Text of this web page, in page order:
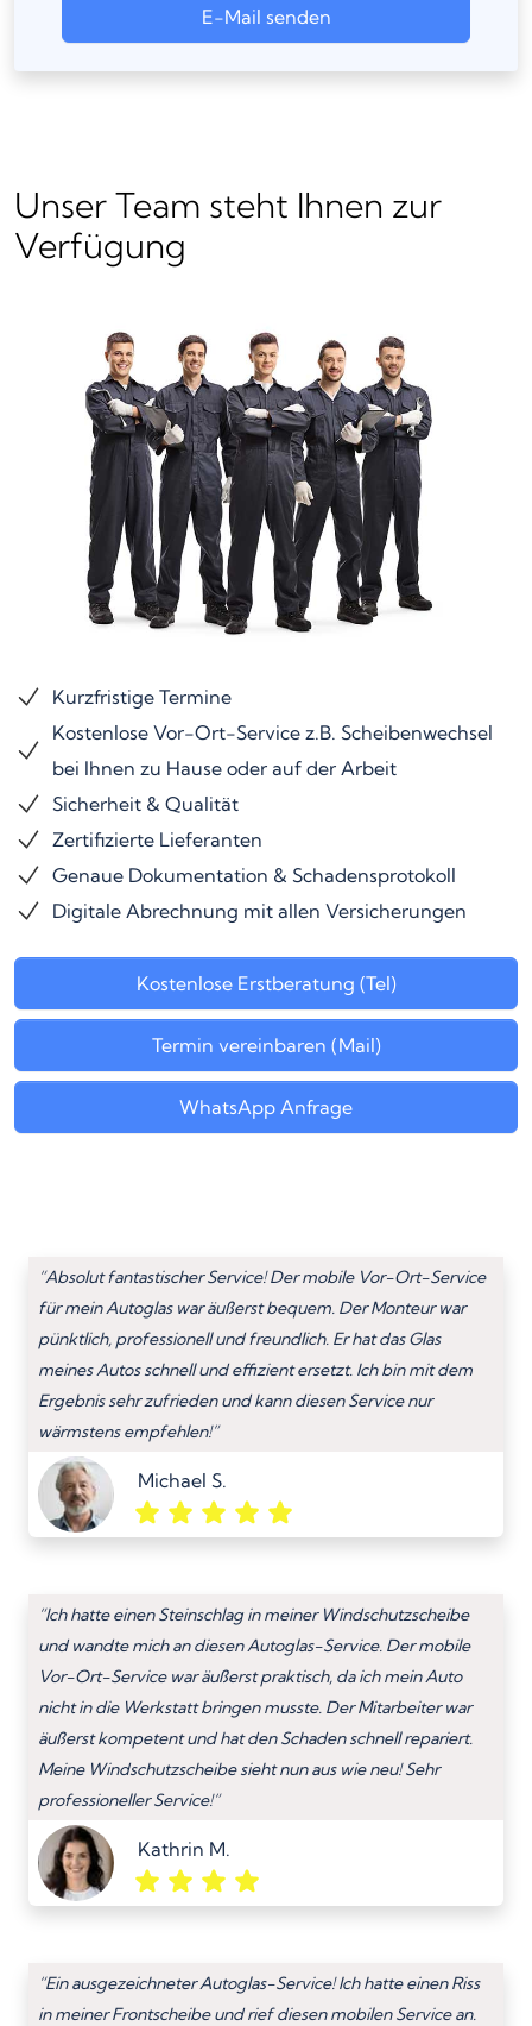
E-Mail senden
Unser Team steht Ihnen zur
Verfügung
Kurzfristige Termine
Kostenlose Vor-Ort-Service z.B. Scheibenwechsel
bei Ihnen zu Hause oder auf der Arbeit
Sicherheit & Qualität
Zertifizierte Lieferanten
Genaue Dokumentation & Schadensprotokoll
Digitale Abrechnung mit allen Versicherungen
Kostenlose Erstberatung (Tel)
Termin vereinbaren (Mail)
WhatsApp Anfrage
“Absolut fantastischer Service! Der mobile Vor-Ort-Service
für mein Autoglas war äußerst bequem. Der Monteur war
pünktlich, professionell und freundlich. Er hat das Glas
meines Autos schnell und effizient ersetzt. Ich bin mit dem
Ergebnis sehr zufrieden und kann diesen Service nur
wärmstens empfehlen!”
Michael S.
“Ich hatte einen Steinschlag in meiner Windschutzscheibe
und wandte mich an diesen Autoglas-Service. Der mobile
Vor-Ort-Service war äußerst praktisch, da ich mein Auto
nicht in die Werkstatt bringen musste. Der Mitarbeiter war
äußerst kompetent und hat den Schaden schnell repariert.
Meine Windschutzscheibe sieht nun aus wie neu! Sehr
professioneller Service!”
Kathrin M.
“Ein ausgezeichneter Autoglas-Service! Ich hatte einen Riss
in meiner Frontscheibe und rief diesen mobilen Service an.